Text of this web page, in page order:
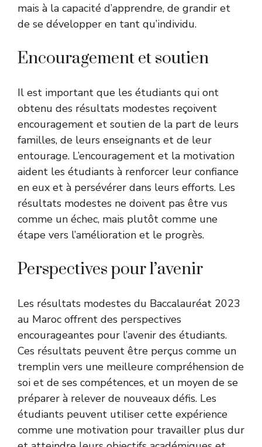
mais à la capacité d’apprendre, de grandir et
de se développer en tant qu’individu.
Encouragement et soutien
Il est important que les étudiants qui ont
obtenu des résultats modestes reçoivent
encouragement et soutien de la part de leurs
familles, de leurs enseignants et de leur
entourage. L’encouragement et la motivation
aident les étudiants à renforcer leur confiance
en eux et à persévérer dans leurs efforts. Les
résultats modestes ne doivent pas être vus
comme un échec, mais plutôt comme une
étape vers l’amélioration et le progrès.
Perspectives pour l’avenir
Les résultats modestes du Baccalauréat 2023
au Maroc offrent des perspectives
encourageantes pour l’avenir des étudiants.
Ces résultats peuvent être perçus comme un
tremplin vers une meilleure compréhension de
soi et de ses compétences, et un moyen de se
préparer à relever de nouveaux défis. Les
étudiants peuvent utiliser cette expérience
comme une motivation pour travailler plus dur